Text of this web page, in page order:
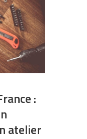
:
atelier